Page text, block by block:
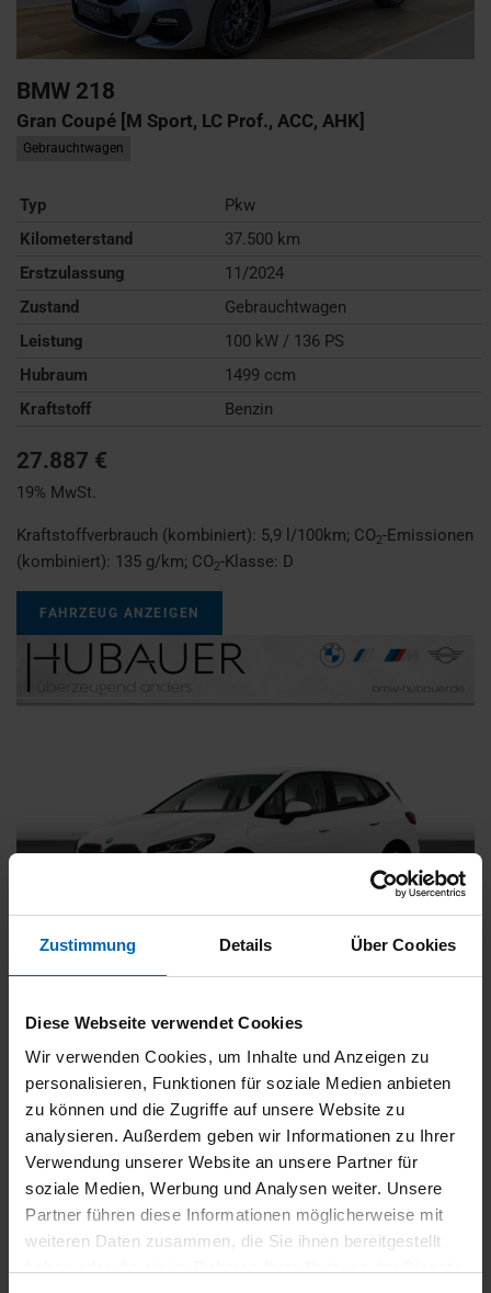
Zustimmung Details Über Cookies
Diese Webseite verwendet Cookies
Wir verwenden Cookies, um Inhalte und Anzeigen zu
personalisieren, Funktionen für soziale Medien anbieten
zu können und die Zugriffe auf unsere Website zu
analysieren. Außerdem geben wir Informationen zu Ihrer
Verwendung unserer Website an unsere Partner für
soziale Medien, Werbung und Analysen weiter. Unsere
Partner führen diese Informationen möglicherweise mit
weiteren Daten zusammen, die Sie ihnen bereitgestellt
BMW 218
Gran Coupé [M Sport, LC Prof., ACC, AHK]
Gebrauchtwagen
Typ
Pkw
Kilometerstand
37.500 km
Erstzulassung
11/2024
Zustand
Gebrauchtwagen
Leistung
100 kW / 136 PS
Hubraum
1499 ccm
Kraftstoff
Benzin
27.887 €
19% MwSt.
Kraftstoffverbrauch (kombiniert): 5,9 l/100km; CO2-Emissionen
(kombiniert): 135 g/km; CO2-Klasse: D
FAHRZEUG ANZEIGEN
BMW 225
Gebrauchtwagen
Typ
Pkw
Kilometerstand
54.750 km
Erstzulassung
05/2023
Zustand
Gebrauchtwagen
Leistung
180 kW / 245 PS